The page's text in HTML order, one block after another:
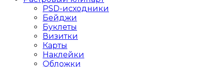
PSD-исходники
Бейджи
Буклеты
Визитки
Карты
Наклейки
Обложки